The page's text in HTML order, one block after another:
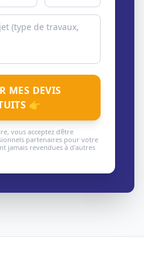
MES DEVIS
👉
vous acceptez d'être
partenaires pour votre
jamais revendues à d'autres